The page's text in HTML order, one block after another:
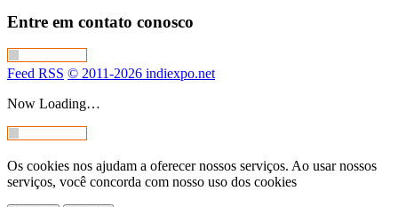
Entre em contato conosco
Feed RSS © 2011-2026 indiexpo.net
Now Loading…
Os cookies nos ajudam a oferecer nossos serviços. Ao usar nossos
serviços, você concorda com nosso uso dos cookies